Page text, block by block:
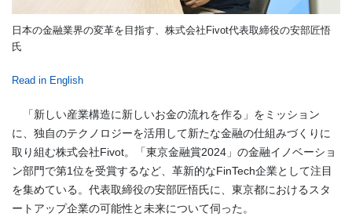
日本の金融業界の変革を目指す、株式会社Fivot代表取締役の安部匠悟
氏
Read in English
「新しい産業構造に新しいお金の流れを作る」をミッション
に、独自のテクノロジーを活用して新たな金融の仕組みづくりに
取り組む株式会社Fivot。「東京金融賞2024」の金融イノベーショ
ン部門で第1位を受賞するなど、革新的なFinTech企業として注目
を集めている。代表取締役の安部匠悟氏に、東京都におけるスタ
ートアップ企業の可能性と未来について伺った。